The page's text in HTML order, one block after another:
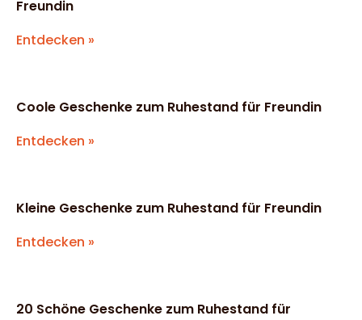
Freundin
Entdecken »
Coole Geschenke zum Ruhestand für Freundin
Entdecken »
Kleine Geschenke zum Ruhestand für Freundin
Entdecken »
20 Schöne Geschenke zum Ruhestand für